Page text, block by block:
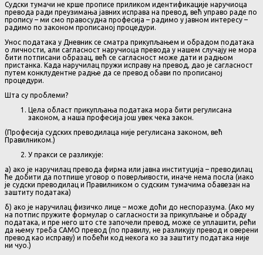
Судски тумачи не крше прописе приликом идентификације наручиоца
превода ради преузимања јавних исправа на превод, већ управо раде по
пропису – ми смо правосудна професија – радимо у јавном интересу –
радимо по законом прописаној процедури.
Унос података у Дневник се сматра прикупљањем и обрадом података
о личности, али сагласност наручиоца превода у нашем случају не мора
бити потписани образац, већ се сагласност може дати и радњом
пристанка. Када наручилац пружи исправу на превод, дао је сагласност
путем конклудентне радње да се превод обави по прописаној
процедури.
Шта су проблеми?
Цела област прикупљања података мора бити регулисана
законом, а наша професија још увек чека закон.
(Професија судских преводилаца није регулисана законом, већ
Правилником.)
У пракси се разликује:
а) ако је наручилац превода фирма или јавна институција – преводилац
ће добити да потпише уговор о поверљивости, иначе нема посла (иако
је судски преводилац и Правилником о судским тумачима обавезан на
заштиту података)
б) ако је наручилац физичко лице – може доћи до неспоразума. (Ако му
на потпис пружите формулар о сагласности за прикупљање и обраду
података, и пре него што сте започели превод, може се уплашити, рећи
да њему треба САМО превод (по правилу, не разликују превод и оверени
превод као исправу) и побећи код некога ко за заштиту података није
ни чуо.)